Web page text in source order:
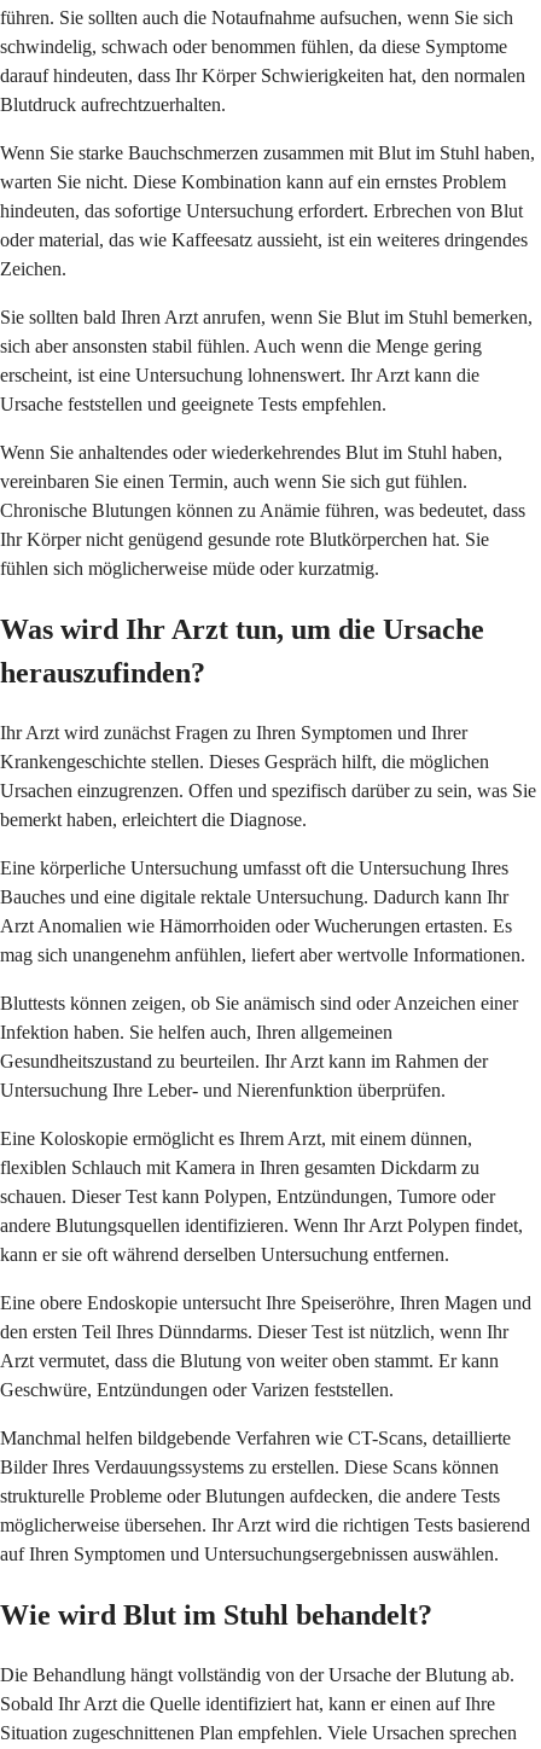
führen. Sie sollten auch die Notaufnahme aufsuchen, wenn Sie sich
schwindelig, schwach oder benommen fühlen, da diese Symptome
darauf hindeuten, dass Ihr Körper Schwierigkeiten hat, den normalen
Blutdruck aufrechtzuerhalten.
Wenn Sie starke Bauchschmerzen zusammen mit Blut im Stuhl haben,
warten Sie nicht. Diese Kombination kann auf ein ernstes Problem
hindeuten, das sofortige Untersuchung erfordert. Erbrechen von Blut
oder material, das wie Kaffeesatz aussieht, ist ein weiteres dringendes
Zeichen.
Sie sollten bald Ihren Arzt anrufen, wenn Sie Blut im Stuhl bemerken,
sich aber ansonsten stabil fühlen. Auch wenn die Menge gering
erscheint, ist eine Untersuchung lohnenswert. Ihr Arzt kann die
Ursache feststellen und geeignete Tests empfehlen.
Wenn Sie anhaltendes oder wiederkehrendes Blut im Stuhl haben,
vereinbaren Sie einen Termin, auch wenn Sie sich gut fühlen.
Chronische Blutungen können zu Anämie führen, was bedeutet, dass
Ihr Körper nicht genügend gesunde rote Blutkörperchen hat. Sie
fühlen sich möglicherweise müde oder kurzatmig.
Was wird Ihr Arzt tun, um die Ursache
herauszufinden?
Ihr Arzt wird zunächst Fragen zu Ihren Symptomen und Ihrer
Krankengeschichte stellen. Dieses Gespräch hilft, die möglichen
Ursachen einzugrenzen. Offen und spezifisch darüber zu sein, was Sie
bemerkt haben, erleichtert die Diagnose.
Eine körperliche Untersuchung umfasst oft die Untersuchung Ihres
Bauches und eine digitale rektale Untersuchung. Dadurch kann Ihr
Arzt Anomalien wie Hämorrhoiden oder Wucherungen ertasten. Es
mag sich unangenehm anfühlen, liefert aber wertvolle Informationen.
Bluttests können zeigen, ob Sie anämisch sind oder Anzeichen einer
Infektion haben. Sie helfen auch, Ihren allgemeinen
Gesundheitszustand zu beurteilen. Ihr Arzt kann im Rahmen der
Untersuchung Ihre Leber- und Nierenfunktion überprüfen.
Eine Koloskopie ermöglicht es Ihrem Arzt, mit einem dünnen,
flexiblen Schlauch mit Kamera in Ihren gesamten Dickdarm zu
schauen. Dieser Test kann Polypen, Entzündungen, Tumore oder
andere Blutungsquellen identifizieren. Wenn Ihr Arzt Polypen findet,
kann er sie oft während derselben Untersuchung entfernen.
Eine obere Endoskopie untersucht Ihre Speiseröhre, Ihren Magen und
den ersten Teil Ihres Dünndarms. Dieser Test ist nützlich, wenn Ihr
Arzt vermutet, dass die Blutung von weiter oben stammt. Er kann
Geschwüre, Entzündungen oder Varizen feststellen.
Manchmal helfen bildgebende Verfahren wie CT-Scans, detaillierte
Bilder Ihres Verdauungssystems zu erstellen. Diese Scans können
strukturelle Probleme oder Blutungen aufdecken, die andere Tests
möglicherweise übersehen. Ihr Arzt wird die richtigen Tests basierend
auf Ihren Symptomen und Untersuchungsergebnissen auswählen.
Wie wird Blut im Stuhl behandelt?
Die Behandlung hängt vollständig von der Ursache der Blutung ab.
Sobald Ihr Arzt die Quelle identifiziert hat, kann er einen auf Ihre
Situation zugeschnittenen Plan empfehlen. Viele Ursachen sprechen